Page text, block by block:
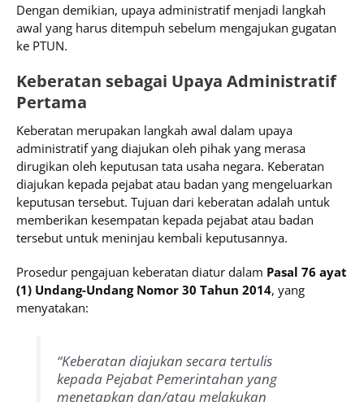
Dengan demikian, upaya administratif menjadi langkah
awal yang harus ditempuh sebelum mengajukan gugatan
ke PTUN.
Keberatan sebagai Upaya Administratif
Pertama
Keberatan merupakan langkah awal dalam upaya
administratif yang diajukan oleh pihak yang merasa
dirugikan oleh keputusan tata usaha negara. Keberatan
diajukan kepada pejabat atau badan yang mengeluarkan
keputusan tersebut. Tujuan dari keberatan adalah untuk
memberikan kesempatan kepada pejabat atau badan
tersebut untuk meninjau kembali keputusannya.
Prosedur pengajuan keberatan diatur dalam Pasal 76 ayat
(1) Undang-Undang Nomor 30 Tahun 2014, yang
menyatakan:
“Keberatan diajukan secara tertulis
kepada Pejabat Pemerintahan yang
menetapkan dan/atau melakukan